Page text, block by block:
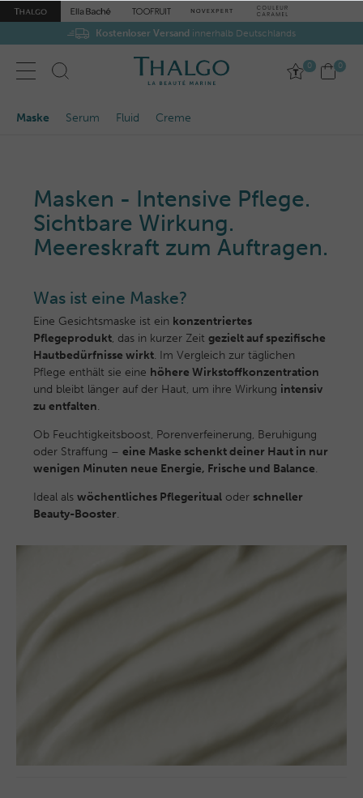
Gratis-Probenzu jeder Bestellung
Kostenloser Versand innerhalb Deutschlands
0 0
Maske Serum Fluid Creme
Masken - Intensive Pflege.
Sichtbare Wirkung.
Meereskraft zum Auftragen.
Was ist eine Maske?
Eine Gesichtsmaske ist ein konzentriertes
Pflegeprodukt, das in kurzer Zeit gezielt auf spezifische
Hautbedürfnisse wirkt. Im Vergleich zur täglichen
Pflege enthält sie eine höhere Wirkstoffkonzentration
und bleibt länger auf der Haut, um ihre Wirkung intensiv
zu entfalten.
Ob Feuchtigkeitsboost, Porenverfeinerung, Beruhigung
oder Straffung – eine Maske schenkt deiner Haut in nur
wenigen Minuten neue Energie, Frische und Balance.
Ideal als wöchentliches Pflegeritual oder schneller
Beauty-Booster.